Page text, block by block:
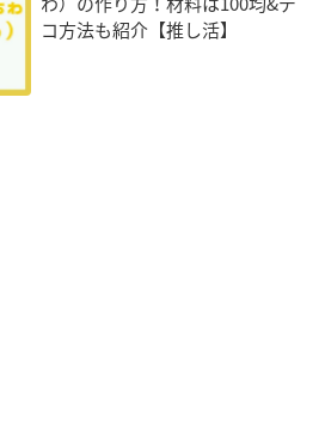
コ方法も紹介【推し活】